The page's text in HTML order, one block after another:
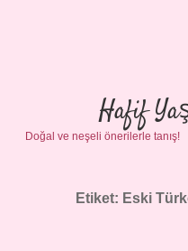
Hafif
Doğal ve neşeli önerilerle tanış!
Etiket: Eski